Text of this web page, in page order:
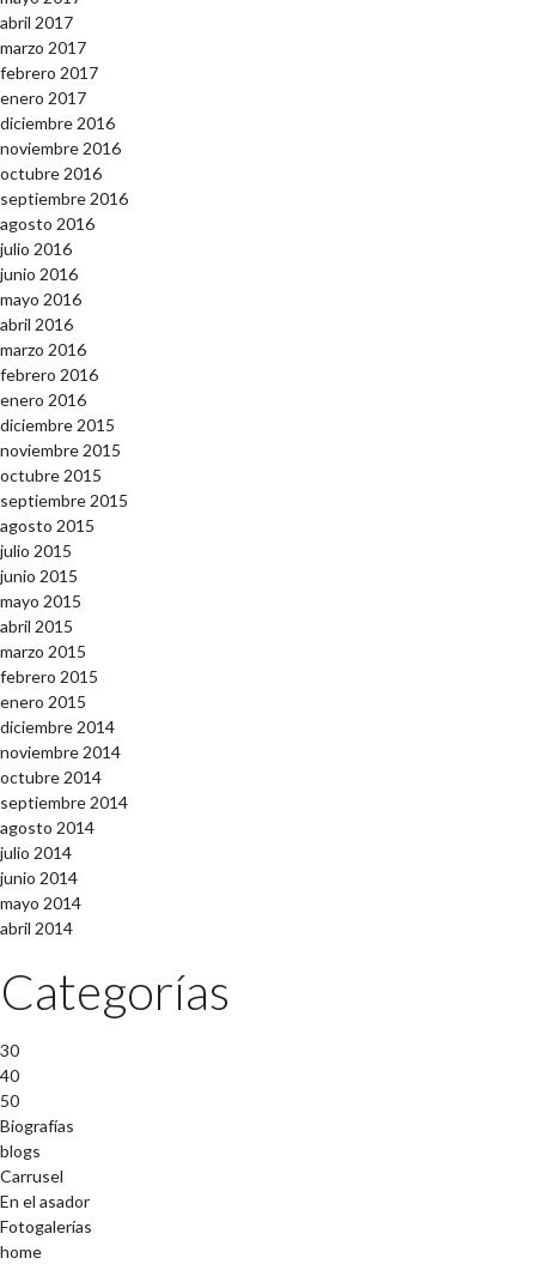
abril 2017
marzo 2017
febrero 2017
enero 2017
diciembre 2016
noviembre 2016
octubre 2016
septiembre 2016
agosto 2016
julio 2016
junio 2016
mayo 2016
abril 2016
marzo 2016
febrero 2016
enero 2016
diciembre 2015
noviembre 2015
octubre 2015
septiembre 2015
agosto 2015
julio 2015
junio 2015
mayo 2015
abril 2015
marzo 2015
febrero 2015
enero 2015
diciembre 2014
noviembre 2014
octubre 2014
septiembre 2014
agosto 2014
julio 2014
junio 2014
mayo 2014
abril 2014
Categorías
30
40
50
Biografías
blogs
Carrusel
En el asador
Fotogalerías
home